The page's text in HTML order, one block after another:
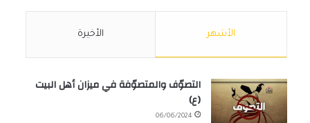
الأشهر الأخيرة
التصوّف والمتصوّفة في ميزان أهل البيت
(ع)
06/06/2024